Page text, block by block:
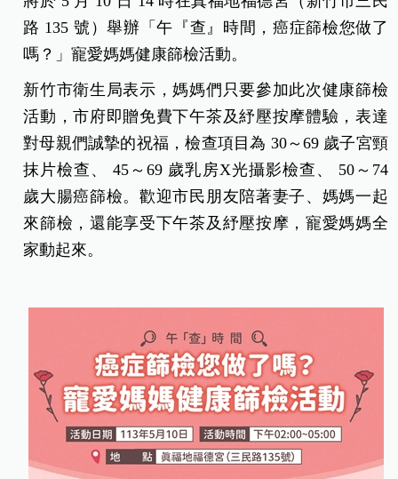
路 135 號）舉辦「午『查』時間，癌症篩檢您做了
嗎？」寵愛媽媽健康篩檢活動。
新竹市衛生局表示，媽媽們只要參加此次健康篩檢
活動，市府即贈免費下午茶及紓壓按摩體驗，表達
對母親們誠摯的祝福，檢查項目為 30～69 歲子宮頸
抹片檢查、 45～69 歲乳房X光攝影檢查、 50～74
歲大腸癌篩檢。歡迎市民朋友陪著妻子、媽媽一起
來篩檢，還能享受下午茶及紓壓按摩，寵愛媽媽全
家動起來。